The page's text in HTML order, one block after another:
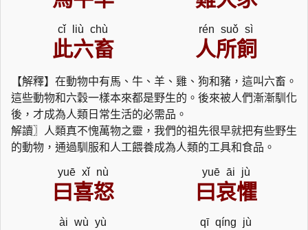
cǐ liù chù rén suǒ sì
此六畜 人所飼
【解釋】在動物中有馬、牛、羊、雞、狗和豬，這叫六畜。
這些動物和六穀一樣本來都是野生的。後來被人們漸漸馴化
後，才成為人類日常生活的必需品。
解讀〗人類真不愧萬物之靈，我們的祖先很早就把有些野生
的動物，通過馴服和人工餵養成為人類的工具和食品。
yuē xǐ nù yuē āi jù
曰喜怒 曰哀懼
ài wù yù qī qíng jù